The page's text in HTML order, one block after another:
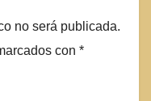
no será publicada.
con *